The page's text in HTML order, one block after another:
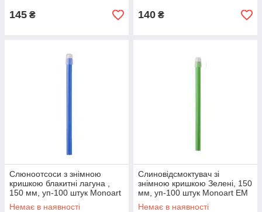
145 ₴ 140 ₴
Слюноотсоси з знімною
кришкою блакитні лагуна ,
150 мм, уп-100 штук Monoart
EM 15
Немає в наявності
Слиновідсмоктувач зі
знімною кришкою Зелені, 150
мм, уп-100 штук Monoart EM
15
Немає в наявності